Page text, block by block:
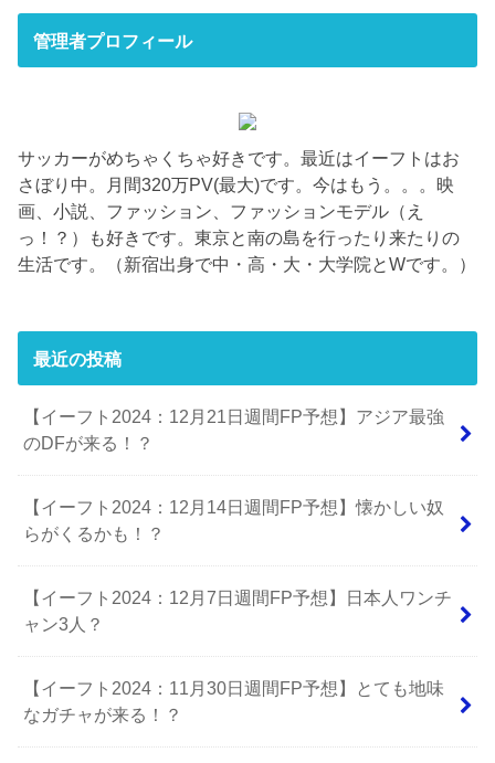
管理者プロフィール
サッカーがめちゃくちゃ好きです。最近はイーフトはお
さぼり中。月間320万PV(最大)です。今はもう。。。映
画、小説、ファッション、ファッションモデル（え
っ！？）も好きです。東京と南の島を行ったり来たりの
生活です。（新宿出身で中・高・大・大学院とWです。）
最近の投稿
【イーフト2024：12月21日週間FP予想】アジア最強
のDFが来る！？
【イーフト2024：12月14日週間FP予想】懐かしい奴
らがくるかも！？
【イーフト2024：12月7日週間FP予想】日本人ワンチ
ャン3人？
【イーフト2024：11月30日週間FP予想】とても地味
なガチャが来る！？